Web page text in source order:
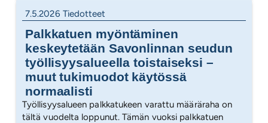
7.5.2026 Tiedotteet
Palkkatuen myöntäminen
keskeytetään Savonlinnan seudun
työllisyysalueella toistaiseksi –
muut tukimuodot käytössä
normaalisti
Työllisyysalueen palkkatukeen varattu määräraha on
tältä vuodelta loppunut. Tämän vuoksi palkkatuen